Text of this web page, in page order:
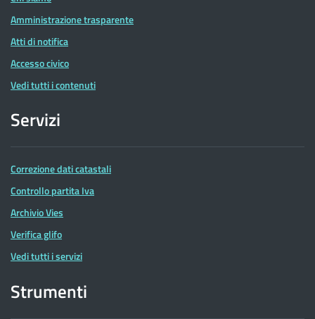
Amministrazione trasparente
Atti di notifica
Accesso civico
Vedi tutti i contenuti
Servizi
Correzione dati catastali
Controllo partita Iva
Archivio Vies
Verifica glifo
Vedi tutti i servizi
Strumenti